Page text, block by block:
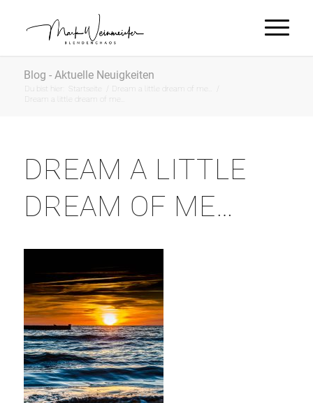
Blog - Aktuelle Neuigkeiten
Du bist hier: Startseite Dream a little dream of me…
Dream a little dream of me…
DREAM A LITTLE
DREAM OF ME…